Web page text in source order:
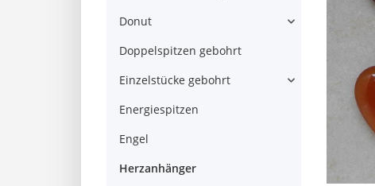
Donut
Doppelspitzen gebohrt
Einzelstücke gebohrt
Energiespitzen
Engel
Herzanhänger